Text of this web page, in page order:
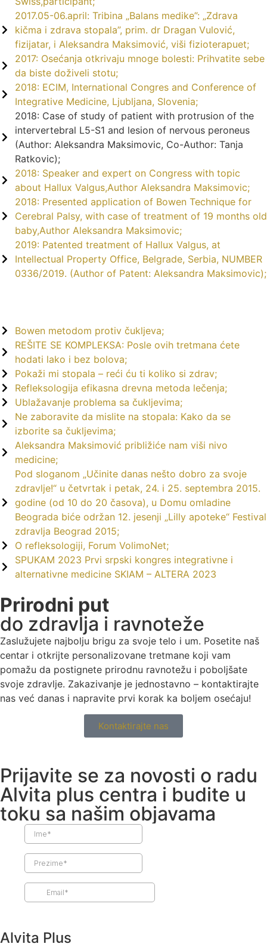
2017.05-06.april: Tribina „Balans medike”: „Zdrava
kičma i zdrava stopala”, prim. dr Dragan Vulović,
fizijatar, i Aleksandra Maksimović, viši fizioterapuet;
2017: Osećanja otkrivaju mnoge bolesti: Prihvatite sebe
da biste doživeli stotu;
2018: ECIM, International Congres and Conference of
Integrative Medicine, Ljubljana, Slovenia;
2018: Case of study of patient with protrusion of the
intervertebral L5-S1 and lesion of nervous peroneus
(Author: Aleksandra Maksimovic, Co-Author: Tanja
Ratkovic);
2018: Speaker and expert on Congress with topic
about Hallux Valgus,Author Aleksandra Maksimovic;
2018: Presented application of Bowen Technique for
Cerebral Palsy, with case of treatment of 19 months old
baby,Author Aleksandra Maksimovic;
2019: Patented treatment of Hallux Valgus, at
Intellectual Property Office, Belgrade, Serbia, NUMBER
0336/2019. (Author of Patent: Aleksandra Maksimovic);
Bowen metodom protiv čukljeva;
REŠITE SE KOMPLEKSA: Posle ovih tretmana ćete
hodati lako i bez bolova;
Pokaži mi stopala – reći ću ti koliko si zdrav;
Refleksologija efikasna drevna metoda lečenja;
Ublažavanje problema sa čukljevima;
Ne zaboravite da mislite na stopala: Kako da se
izborite sa čukljevima;
Aleksandra Maksimović približiće nam viši nivo
medicine;
Pod sloganom „Učinite danas nešto dobro za svoje
zdravlje!“ u četvrtak i petak, 24. i 25. septembra 2015.
godine (od 10 do 20 časova), u Domu omladine
Beograda biće održan 12. jesenji „Lilly apoteke“ Festival
zdravlja Beograd 2015;
O refleksologiji, Forum VolimoNet;
SPUKAM 2023 Prvi srpski kongres integrativne i
alternativne medicine SKIAM – ALTERA 2023
Prirodni put
do zdravlja i ravnoteže
Zaslužujete najbolju brigu za svoje telo i um. Posetite naš
centar i otkrijte personalizovane tretmane koji vam
pomažu da postignete prirodnu ravnotežu i poboljšate
svoje zdravlje. Zakazivanje je jednostavno – kontaktirajte
nas već danas i napravite prvi korak ka boljem osećaju!
Kontaktirajte nas
Prijavite se za novosti o radu
Alvita plus centra i budite u
toku sa našim objavama
Alvita Plus